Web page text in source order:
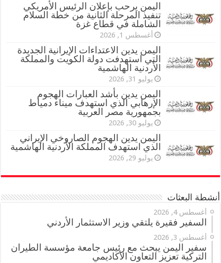
اليمن يرحب بإعلان الرئيس الأمريكي
تنفيذ المرحلة الثانية من خطة السلام
الشاملة في قطاع غزة
أغسطس 1, 2026
اليمن يدين الاعتداءات الإيرانية الجديدة
التي استهدفت دولة الكويت والمملكة
الأردنية الهاشمية
يوليو 31, 2026
اليمن يدين بأشد العبارات الهجوم
الإرهابي الذي استهدف ميناء دمياط
بجمهورية مصر العربية
يوليو 30, 2026
اليمن يدين الهجوم الصاروخي الإيراني
الذي استهدف المملكة الأردنية الهاشمية
يوليو 29, 2026
أنشطة البعثات
أغسطس 4, 2026
السفير فقيرة يلتقي وزير الاستثمار الأردني
أغسطس 3, 2026
سفير اليمن يبحث مع رئيس جامعة مؤسسة الطيران
التركية تعزيز التعاون الأكاديمي